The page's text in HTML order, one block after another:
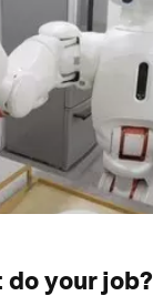
your job?